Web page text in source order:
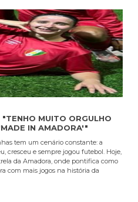
MUITO ORGULHO
IN AMADORA'"
tem um cenário constante: a
cresceu e sempre jogou futebol. Hoje,
da Amadora, onde pontifica como
com mais jogos na história da